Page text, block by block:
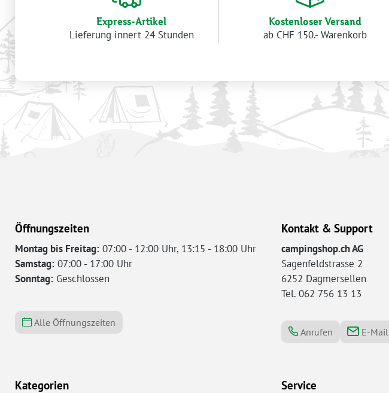
Express-Artikel
Lieferung innert 24 Stunden
Kostenloser Versand
ab CHF 150.- Warenkorb
Öffnungszeiten
Montag bis Freitag: 07:00 - 12:00 Uhr, 13:15 - 18:00 Uhr
Samstag: 07:00 - 17:00 Uhr
Sonntag: Geschlossen
Alle Öffnungszeiten
Kontakt & Support
campingshop.ch AG
Sagenfeldstrasse 2
6252 Dagmersellen
Tel. 062 756 13 13
Anrufen E-Mail
Kategorien Service